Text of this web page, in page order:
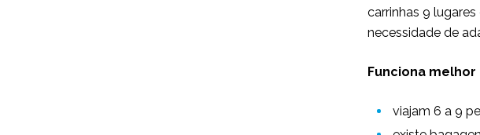
carrinhas 9
necessidade de
Funciona melhor
viajam 6 a 9